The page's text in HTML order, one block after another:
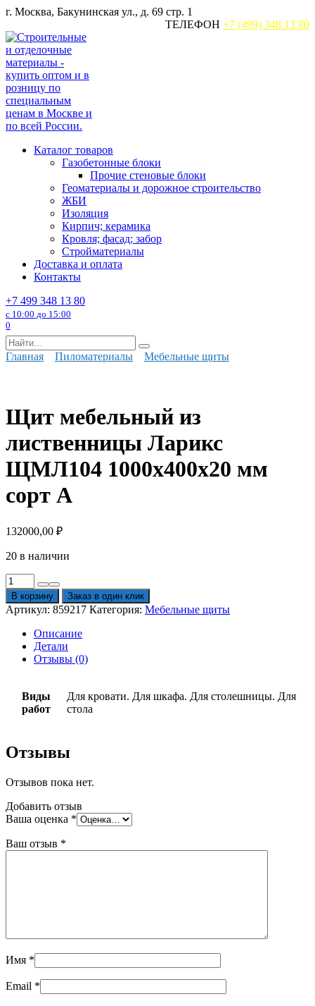
Перейти
содержанию
г. Москва, Бакунинская ул., д. 69 стр. 1
ТЕЛЕФОН +7 (499) 348 13 80
Каталог товаров
Газобетонные блоки
Прочие стеновые блоки
Геоматериалы и дорожное строительство
ЖБИ
Изоляция
Кирпич; керамика
Кровля; фасад; забор
Стройматериалы
Доставка и оплата
Контакты
+7 499 348 13 80
с 10:00 до 15:00
0
Search
for:
Главная Пиломатериалы Мебельные щиты
Щит мебельный из
лиственницы Ларикс
ЩМЛ104 1000х400х20 мм
сорт А
132000,00 ₽
20 в наличии
Количество
товара
Щит
мебельный
лиственницы
Ларикс
ЩМЛ104
сорт
В корзину Заказ в один клик
Артикул: 859217 Категория: Мебельные щиты
Описание
Детали
Отзывы (0)
Виды
работ
Для кровати. Для шкафа. Для столешницы. Для
стола
Отзывы
Отзывов пока нет.
Добавить отзыв
Ваша оценка *
Ваш отзыв *
Имя *
Email *